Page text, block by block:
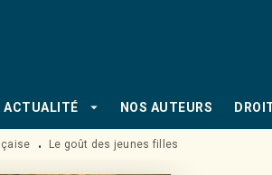
ACTUALITÉ arrow_drop_down NOS AUTEURS
• Le goût des jeunes filles